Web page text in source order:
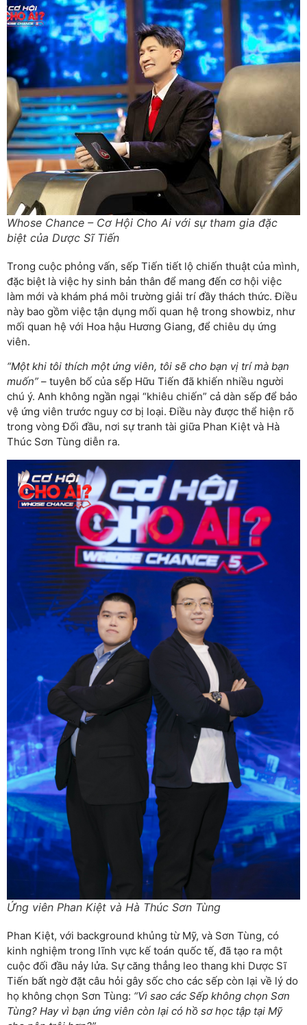
Whose Chance – Cơ Hội Cho Ai với sự tham gia đặc
biệt của Dược Sĩ Tiến
Trong cuộc phỏng vấn, sếp Tiến tiết lộ chiến thuật của mình,
đặc biệt là việc hy sinh bản thân để mang đến cơ hội việc
làm mới và khám phá môi trường giải trí đầy thách thức. Điều
này bao gồm việc tận dụng mối quan hệ trong showbiz, như
mối quan hệ với Hoa hậu Hương Giang, để chiêu dụ ứng
viên.
“Một khi tôi thích một ứng viên, tôi sẽ cho bạn vị trí mà bạn
muốn” – tuyên bố của sếp Hữu Tiến đã khiến nhiều người
chú ý. Anh không ngần ngại “khiêu chiến” cả dàn sếp để bảo
vệ ứng viên trước nguy cơ bị loại. Điều này được thể hiện rõ
trong vòng Đối đầu, nơi sự tranh tài giữa Phan Kiệt và Hà
Thúc Sơn Tùng diễn ra.
Ứng viên Phan Kiệt và Hà Thúc Sơn Tùng
Phan Kiệt, với background khủng từ Mỹ, và Sơn Tùng, có
kinh nghiệm trong lĩnh vực kế toán quốc tế, đã tạo ra một
cuộc đối đầu nảy lửa. Sự căng thẳng leo thang khi Dược Sĩ
Tiến bất ngờ đặt câu hỏi gây sốc cho các sếp còn lại về lý do
họ không chọn Sơn Tùng: “Vì sao các Sếp không chọn Sơn
Tùng? Hay vì bạn ứng viên còn lại có hồ sơ học tập tại Mỹ